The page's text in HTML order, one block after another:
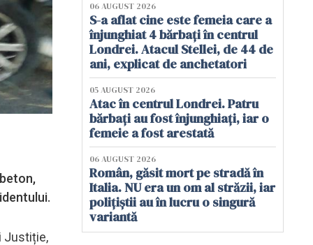
Justiție,
06 AUGUST 2026
S-a aflat cine este femeia care a
înjunghiat 4 bărbați în centrul
Londrei. Atacul Stellei, de 44 de
ani, explicat de anchetatori
05 AUGUST 2026
Atac în centrul Londrei. Patru
bărbați au fost înjunghiați, iar o
femeie a fost arestată
06 AUGUST 2026
Român, găsit mort pe stradă în
Italia. NU era un om al străzii, iar
polițiștii au în lucru o singură
variantă